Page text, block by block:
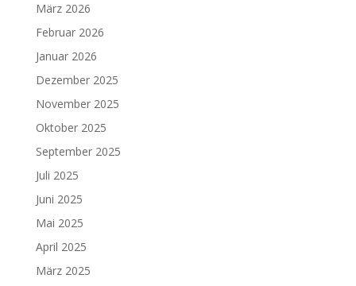
März 2026
Februar 2026
Januar 2026
Dezember 2025
November 2025
Oktober 2025
September 2025
Juli 2025
Juni 2025
Mai 2025
April 2025
März 2025